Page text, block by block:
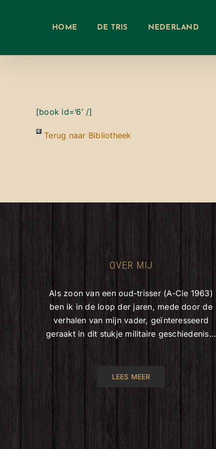
HOME DE TRIS NEDERLAND
[book id=’6′ /]
Terug naar Bibliotheek
OVER MIJ
Als zoon van een oud-trisser (A-Cie 1963)
ben ik in de loop der jaren, mede door de
verhalen van mijn vader, geïnteresseerd
geraakt in dit stukje militaire geschiedenis…
LEES MEER